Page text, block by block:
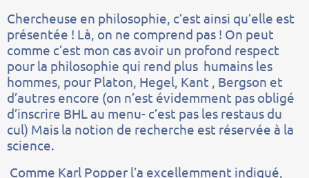
Chercheuse en philosophie, c’est ainsi qu’elle est
présentée ! Là, on ne comprend pas ! On peut
comme c’est mon cas avoir un profond respect
pour la philosophie qui rend plus humains les
hommes, pour Platon, Hegel, Kant , Bergson et
d’autres encore (on n’est évidemment pas obligé
d’inscrire BHL au menu- c’est pas les restaus du
cul) Mais la notion de recherche est réservée à la
science.
Comme Karl Popper l’a excellemment indiqué,